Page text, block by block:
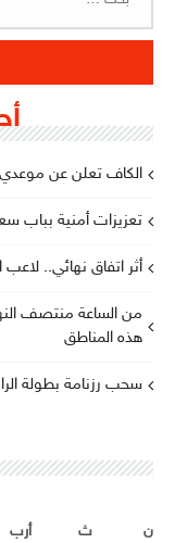
الكاف تعلن عن موعدي
تعزيزات أمنية بباب
أثر اتفاق نهائي.. لاعب
من الساعة منتصف
هذه المناطق
سحب رزنامة بطولة
ن
ث أرب